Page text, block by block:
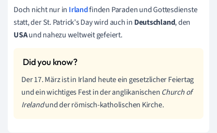
Doch nicht nur in Irlandfinden Paraden und Gottesdienste
statt, der St. Patrick's Day wird auch in Deutschland, den
USAund nahezu weltweit gefeiert.
Der 17. März ist in Irland heute ein gesetzlicher Feiertag
und ein wichtiges Fest in der anglikanischen Church of
Irelandund der römisch-katholischen Kirche.